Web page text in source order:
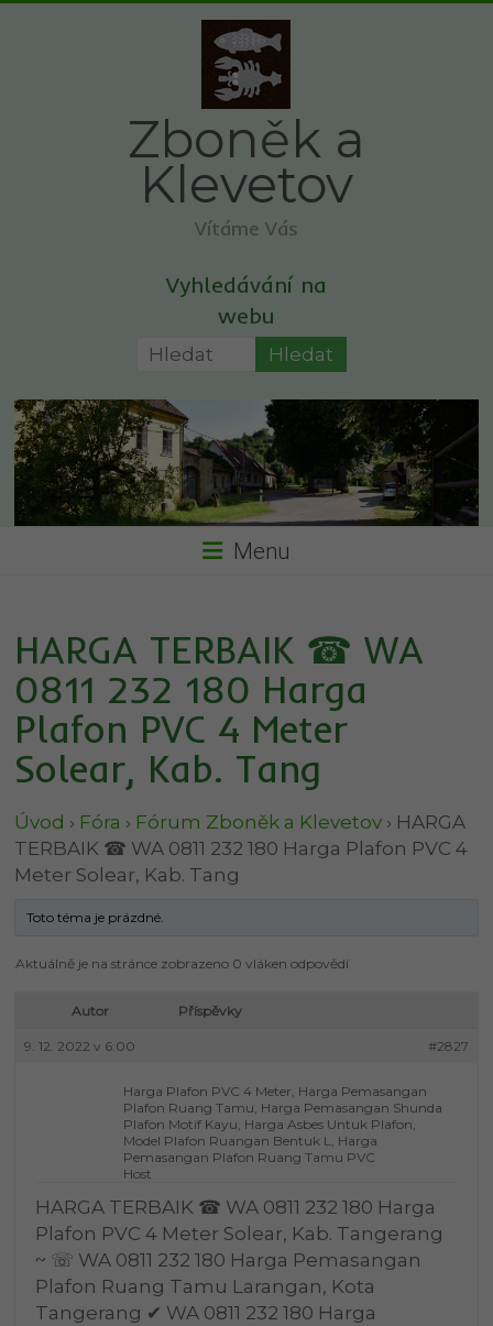
Zboněk a
Klevetov
Vítáme Vás
Vyhledávání na
webu
Menu
HARGA TERBAIK ☎ WA
0811 232 180 Harga
Plafon PVC 4 Meter
Solear, Kab. Tang
Úvod › Fóra › Fórum Zboněk a Klevetov › HARGA
TERBAIK ☎ WA 0811 232 180 Harga Plafon PVC 4
Meter Solear, Kab. Tang
Toto téma je prázdné.
Aktuálně je na stránce zobrazeno 0 vláken odpovědí
Autor Příspěvky
9. 12. 2022 v 6:00 #2827
Harga Plafon PVC 4 Meter, Harga Pemasangan
Plafon Ruang Tamu, Harga Pemasangan Shunda
Plafon Motif Kayu, Harga Asbes Untuk Plafon,
Model Plafon Ruangan Bentuk L, Harga
Pemasangan Plafon Ruang Tamu PVC
Host
HARGA TERBAIK ☎ WA 0811 232 180 Harga
Plafon PVC 4 Meter Solear, Kab. Tangerang
~ ☏ WA 0811 232 180 Harga Pemasangan
Plafon Ruang Tamu Larangan, Kota
Tangerang ✔ WA 0811 232 180 Harga